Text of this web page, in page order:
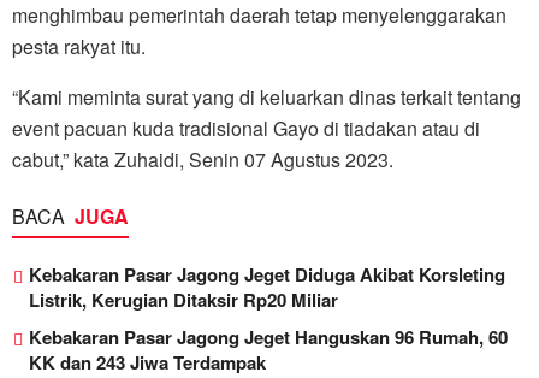
menghimbau pemerintah daerah tetap menyelenggarakan
pesta rakyat itu.
“Kami meminta surat yang di keluarkan dinas terkait tentang
event pacuan kuda tradisional Gayo di tiadakan atau di
cabut,” kata Zuhaidi, Senin 07 Agustus 2023.
BACA JUGA
Kebakaran Pasar Jagong Jeget Diduga Akibat Korsleting
Listrik, Kerugian Ditaksir Rp20 Miliar
Kebakaran Pasar Jagong Jeget Hanguskan 96 Rumah, 60
KK dan 243 Jiwa Terdampak